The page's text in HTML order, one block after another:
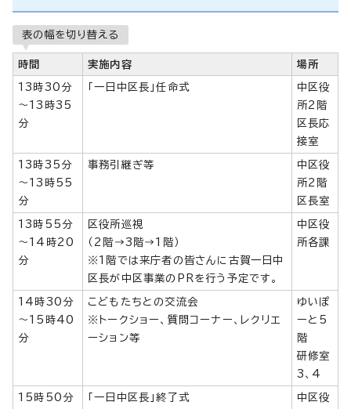
表の幅を切り替える
時間 実施内容 場所
13時30分
～13時35
分
「一日中区長」任命式
中区役
所2階
区長応
接室
13時35分
～13時55
分
事務引継ぎ等
中区役
所2階
区長室
13時55分
～14時20
分
区役所巡視
（2階→3階→1階）
※1階では来庁者の皆さんに古賀一日中
区長が中区事業のPRを行う予定です。
中区役
所各課
14時30分
～15時40
分
こどもたちとの交流会
※トークショー、質問コーナー、レクリエ
ーション等
ゆいぽ
ーと5
階
研修室
3、4
15時50分
「一日中区長」終了式
中区役